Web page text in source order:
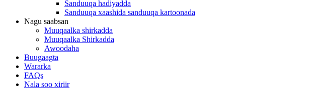
Sanduuqa hadiyadda
Sanduuqa xaashida sanduuqa kartoonada
Nagu saabsan
Muuqaalka shirkadda
Muuqaalka Shirkadda
Awoodaha
Buugaagta
Wararka
FAQs
Nala soo xiriir